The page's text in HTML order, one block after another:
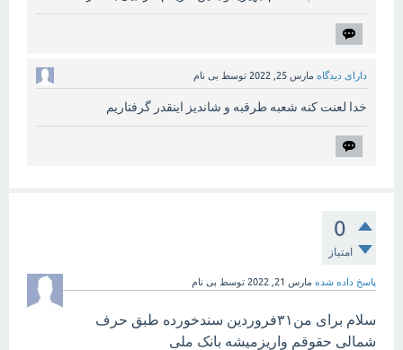
دارای دیدگاه مارس 25, 2022 توسط بی نام
خدا لعنت کنه شعبه طرقبه و شاندیز اینقدر گرفتاریم
0
امتیاز
پاسخ داده شده مارس 21, 2022 توسط بی نام
سلام برای من۳۱فروردین سندخورده طبق حرف
شمالی حقوقم واریزمیشه بانک ملی